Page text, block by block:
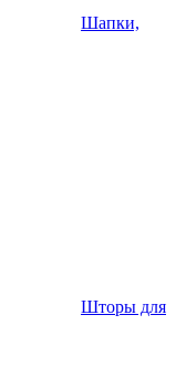
Шапки,
Шторы для